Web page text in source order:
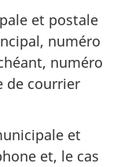
et postale
numéro
numéro
de courrier
et
et, le cas